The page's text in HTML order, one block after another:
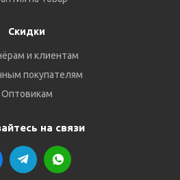
Скидки
и клиентам
покупателям
Оптовикам
на связи